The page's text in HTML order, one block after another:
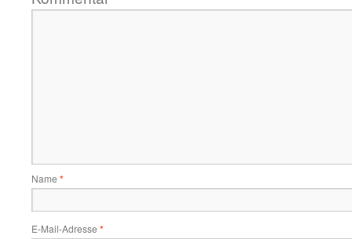
Name *
E-Mail-Adresse *